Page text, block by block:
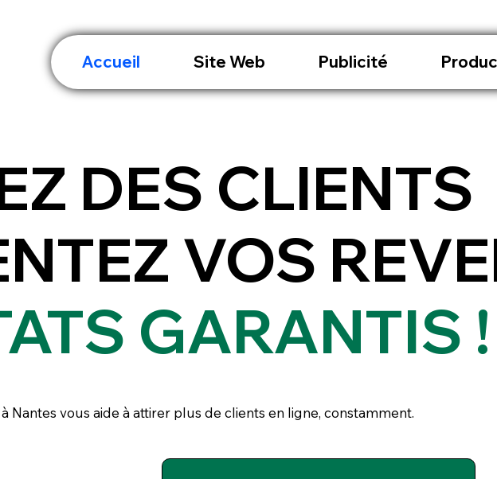
Accueil Site Web Publicité
DES CLIENTS
VOS
GARANTIS !
Nantes vous aide à attirer plus de clients en ligne, constamment.